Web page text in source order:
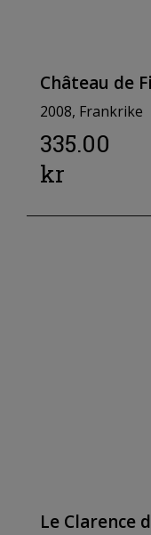
Château de
2008, Frankrike
335.00
kr
Le Clarence